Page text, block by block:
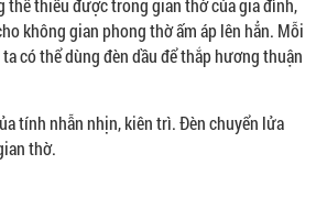
thể thiếu được trong gian thờ của gia đình,
không gian phong thờ ấm áp lên hẳn. Mỗi
có thể dùng đèn dầu để thắp hương thuận
tính nhẫn nhịn, kiên trì. Đèn chuyển lửa
thờ.